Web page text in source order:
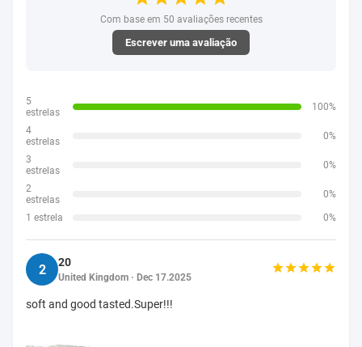
Com base em 50 avaliações recentes
Escrever uma avaliação
5
estrelas
100%
4
estrelas
0%
3
estrelas
0%
2
estrelas
0%
1 estrela 0%
2 20
United Kingdom · Dec 17.2025
soft and good tasted.Super!!!